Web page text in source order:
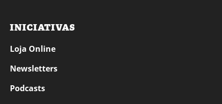
INICIATIVAS
Loja Online
Newsletters
Podcasts